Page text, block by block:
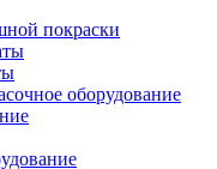
покраски
оборудование